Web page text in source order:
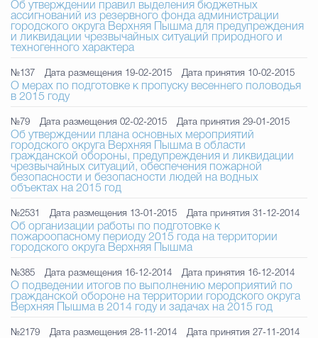
Об утверждении правил выделения бюджетных
ассигнований из резервного фонда администрации
городского округа Верхняя Пышма для предупреждения
и ликвидации чрезвычайных ситуаций природного и
техногенного характера
№137 Дата размещения 19-02-2015 Дата принятия 10-02-2015
О мерах по подготовке к пропуску весеннего половодья
в 2015 году
№79 Дата размещения 02-02-2015 Дата принятия 29-01-2015
Об утверждении плана основных мероприятий
городского округа Верхняя Пышма в области
гражданской обороны, предупреждения и ликвидации
чрезвычайных ситуаций, обеспечения пожарной
безопасности и безопасности людей на водных
объектах на 2015 год
№2531 Дата размещения 13-01-2015 Дата принятия 31-12-2014
Об организации работы по подготовке к
пожароопасному периоду 2015 года на территории
городского округа Верхняя Пышма
№385 Дата размещения 16-12-2014 Дата принятия 16-12-2014
О подведении итогов по выполнению мероприятий по
гражданской обороне на территории городского округа
Верхняя Пышма в 2014 году и задачах на 2015 год
№2179 Дата размещения 28-11-2014 Дата принятия 27-11-2014